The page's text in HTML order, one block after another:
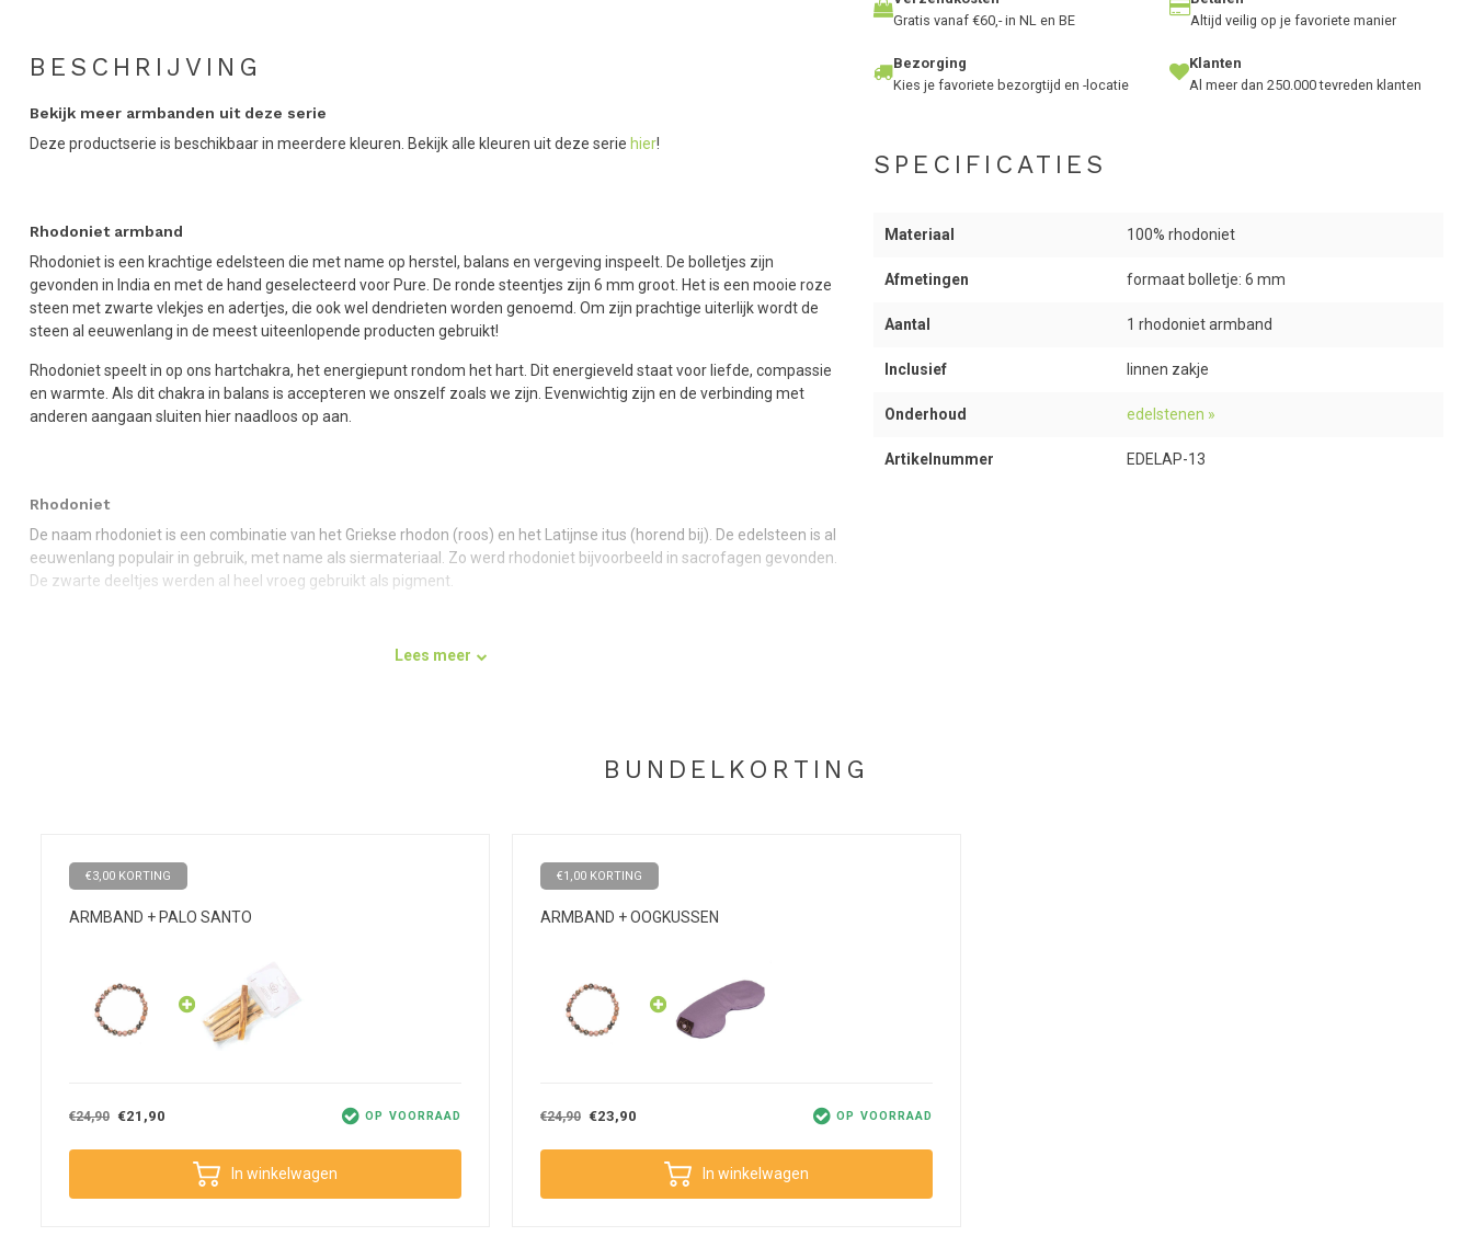
BESCHRIJVING
Bekijk meer armbanden uit deze serie
Deze productserie is beschikbaar in meerdere kleuren. Bekijk alle kleuren uit deze serie hier!
Rhodoniet armband
Rhodoniet is een krachtige edelsteen die met name op herstel, balans en vergeving inspeelt. De bolletjes zijn
gevonden in India en met de hand geselecteerd voor Pure. De ronde steentjes zijn 6 mm groot. Het is een mooie roze
steen met zwarte vlekjes en adertjes, die ook wel dendrieten worden genoemd. Om zijn prachtige uiterlijk wordt de
steen al eeuwenlang in de meest uiteenlopende producten gebruikt!
Rhodoniet speelt in op ons hartchakra, het energiepunt rondom het hart. Dit energieveld staat voor liefde, compassie
en warmte. Als dit chakra in balans is accepteren we onszelf zoals we zijn. Evenwichtig zijn en de verbinding met
anderen aangaan sluiten hier naadloos op aan.
Rhodoniet
De naam rhodoniet is een combinatie van het Griekse rhodon (roos) en het Latijnse itus (horend bij). De edelsteen is al
eeuwenlang populair in gebruik, met name als siermateriaal. Zo werd rhodoniet bijvoorbeeld in sacrofagen gevonden.
De zwarte deeltjes werden al heel vroeg gebruikt als pigment.
hoofd koel houden en de balans weer terugvinden. Ook is het een goede steen om conflicten te voorkomen of op te
Haal het armbandje een aantal keer door de rook heen om de steentjes te reinigen en op te laden. Wrijf de steentjes
eventueel op met een zachte schone doek als je dat nodig vindt.
Lees meer
Gratis vanaf €60,- in NL en BE
Altijd veilig op je favoriete manier
Bezorging
Kies je favoriete bezorgtijd en -locatie
Klanten
Al meer dan 250.000 tevreden klanten
SPECIFICATIES
Materiaal 100% rhodoniet
Afmetingen formaat bolletje: 6 mm
Aantal 1 rhodoniet armband
Inclusief linnen zakje
Onderhoud edelstenen »
Artikelnummer EDELAP-13
BUNDELKORTING
€3,00 KORTING
ARMBAND + PALO SANTO
€24,90 €21,90 OP VOORRAAD
In winkelwagen
€1,00 KORTING
ARMBAND + OOGKUSSEN
€24,90 €23,90 OP VOORRAAD
In winkelwagen